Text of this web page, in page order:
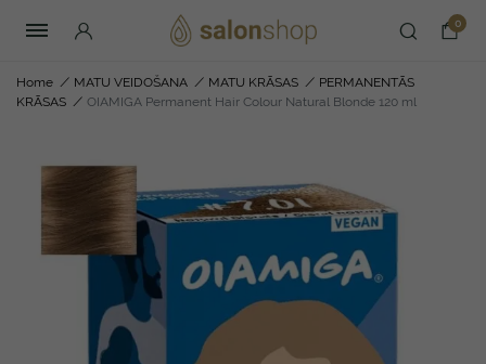
0
Home / MATU VEIDOŠANA / MATU KRĀSAS / PERMANENTĀS
KRĀSAS / OIAMIGA Permanent Hair Colour Natural Blonde 120 ml